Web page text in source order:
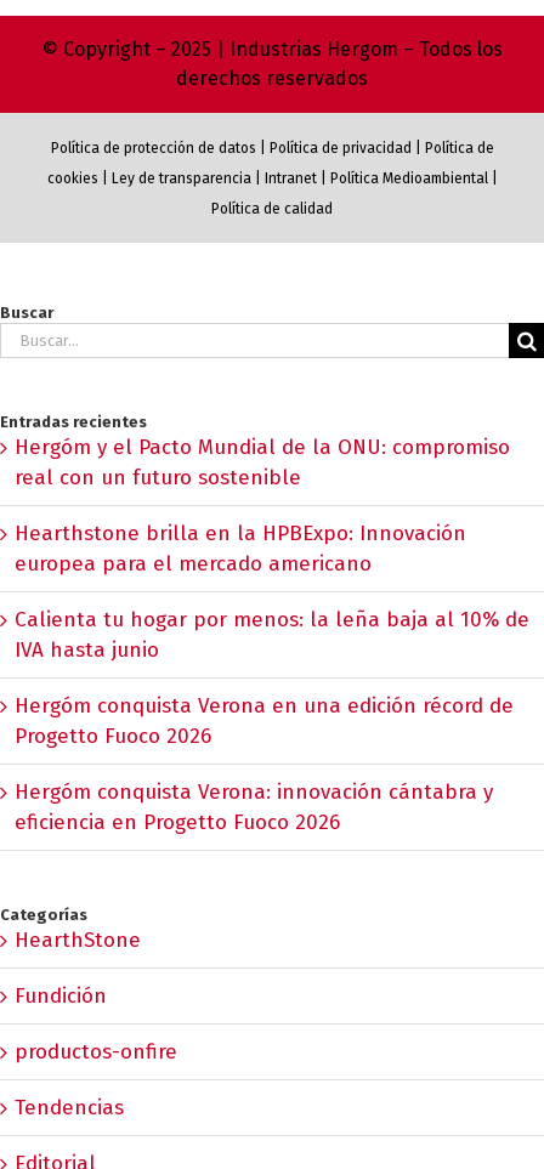
© Copyright – 2025 | Industrias Hergom – Todos los
derechos reservados
Política de protección de datos Política de privacidad
Política de
cookies
Ley de transparencia| Intranet| Política Medioambiental|
Política de calidad
Buscar
Buscar:
Entradas recientes
Hergóm y el Pacto Mundial de la ONU: compromiso
real con un futuro sostenible
Hearthstone brilla en la HPBExpo: Innovación
europea para el mercado americano
Calienta tu hogar por menos: la leña baja al 10% de
IVA hasta junio
Hergóm conquista Verona en una edición récord de
Progetto Fuoco 2026
Hergóm conquista Verona: innovación cántabra y
eficiencia en Progetto Fuoco 2026
Categorías
HearthStone
Fundición
productos-onfire
Tendencias
Editorial